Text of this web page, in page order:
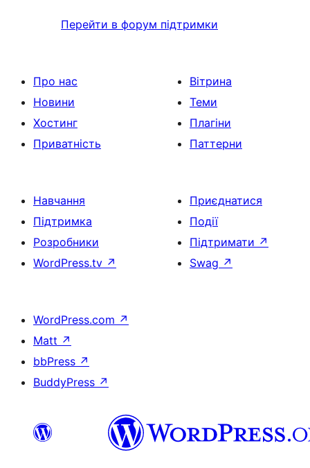
Перейти в форум підтримки
Про нас
Новини
Хостинг
Приватність
Вітрина
Теми
Плагіни
Паттерни
Навчання
Підтримка
Розробники
WordPress.tv ↗
Приєднатися
Події
Підтримати ↗
Swag ↗
WordPress.com ↗
Matt ↗
bbPress ↗
BuddyPress ↗